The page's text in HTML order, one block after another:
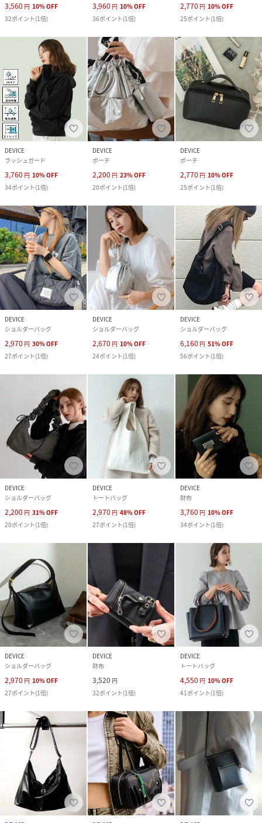
3,560 円 10%OFF
32ポイント(1倍)
3,960 円 10%OFF
36ポイント(1倍)
2,770 円 10%OFF
25ポイント(1倍)
DEVICE
ラッシュガード
3,760 円 10%OFF
34ポイント(1倍)
DEVICE
ポーチ
2,200 円 23%OFF
20ポイント(1倍)
DEVICE
ポーチ
2,770 円 10%OFF
25ポイント(1倍)
DEVICE
ショルダーバッグ
2,970 円 30%OFF
27ポイント(1倍)
DEVICE
ショルダーバッグ
2,670 円 10%OFF
24ポイント(1倍)
DEVICE
ショルダーバッグ
6,160 円 51%OFF
56ポイント(1倍)
DEVICE
ショルダーバッグ
2,200 円 31%OFF
20ポイント(1倍)
DEVICE
トートバッグ
2,970 円 48%OFF
27ポイント(1倍)
DEVICE
財布
3,760 円 10%OFF
34ポイント(1倍)
DEVICE
ショルダーバッグ
2,970 円 10%OFF
27ポイント(1倍)
DEVICE
財布
3,520 円
32ポイント(1倍)
DEVICE
トートバッグ
4,550 円 10%OFF
41ポイント(1倍)